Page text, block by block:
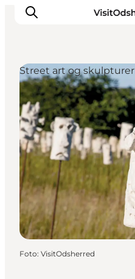
DET SKER
OPLEV
SPIS
OVERNAT
PRAKTISK
NYHEDSBREV
Street art og skulpturer
Foto: VisitOdsherred